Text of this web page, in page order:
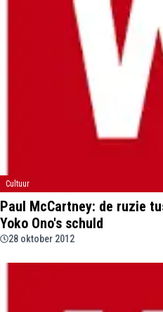
Cultuur
Paul McCartney: de ruzie
Yoko Ono's schuld
28 oktober 2012